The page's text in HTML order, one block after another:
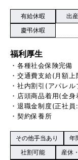
有給休暇 出
慶弔休暇
福利厚生
・各種社会保険完備
・交通費支給(月額
・社内割引(アパレ
・店頭商品着用(全
・退職金制度(正社
・契約保養所
その他手当あり 年
社割可能
産休